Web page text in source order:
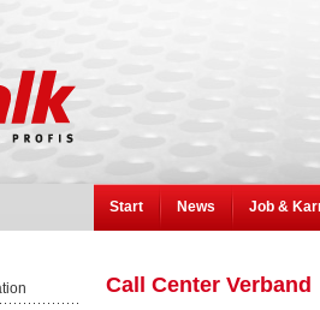
Start News Job &
Call Center Verband